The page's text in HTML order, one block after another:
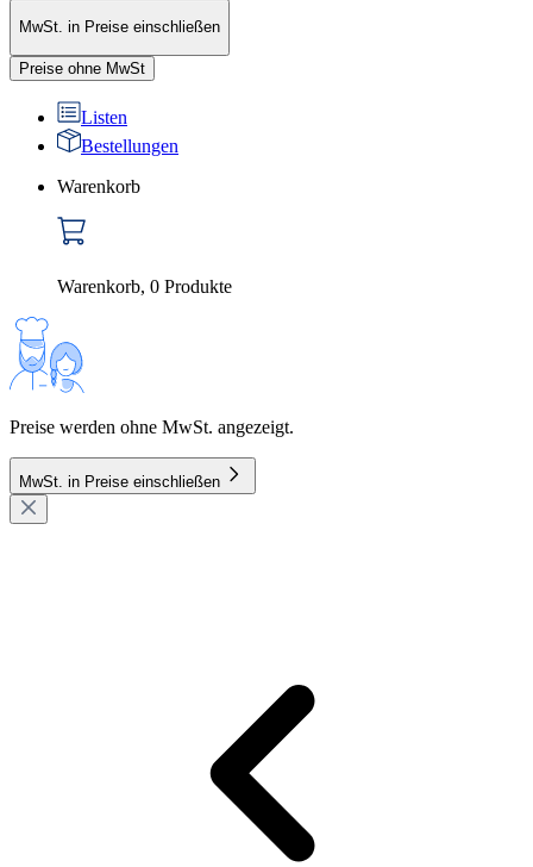
MwSt. in Preise einschließen
Preise ohne MwSt
Listen
Bestellungen
Warenkorb
Warenkorb, 0 Produkte
Preise werden ohne MwSt. angezeigt.
MwSt. in Preise einschließen